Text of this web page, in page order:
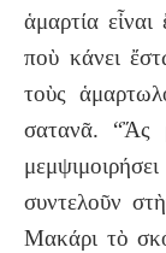
ἁμαρτία
ποὺ κάνει
τοὺς
σατανᾶ. “Ἄς
συντελοῦν
Μακάρι τὸ